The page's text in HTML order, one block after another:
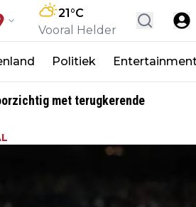
21°C
Vooral Helder
Politiek
met terugkerende